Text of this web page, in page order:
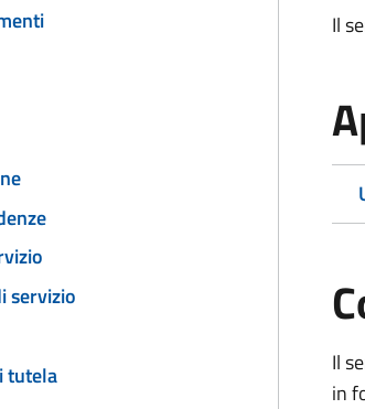
servizio
tutela
Il
Il
in